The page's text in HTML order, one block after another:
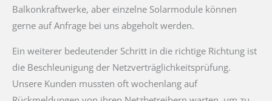
Balkonkraftwerke, aber einzelne Solarmodule können
gerne auf Anfrage bei uns abgeholt werden.
Ein weiterer bedeutender Schritt in die richtige Richtung ist
die Beschleunigung der Netzverträglichkeitsprüfung.
Unsere Kunden mussten oft wochenlang auf